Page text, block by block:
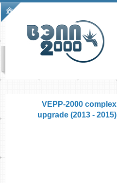
Skip to main content
Main menu
VEPP-2000 complex
upgrade (2013 - 2015)